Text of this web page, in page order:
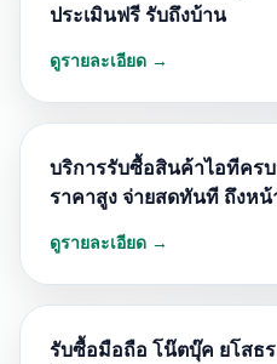
ประเมินฟรี รับถึงบ้าน
ดูรายละเอียด →
บริการรับซื้อสินค้าไอทีคร
ราคาสูง จ่ายสดทันที ถึงห
ดูรายละเอียด →
รับซื้อมือถือ โน๊ตบุ๊ค ยโสธ